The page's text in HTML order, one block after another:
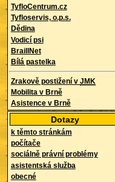
TyfloCentrum.cz
Tyfloservis, o.p.s.
Dědina
Vodicí psi
BraillNet
Bílá pastelka
Zrakově postižení v JMK
Mobilita v Brně
Asistence v Brně
Dotazy
k těmto stránkám
počítače
sociálně právní problémy
asistentská služba
obecné